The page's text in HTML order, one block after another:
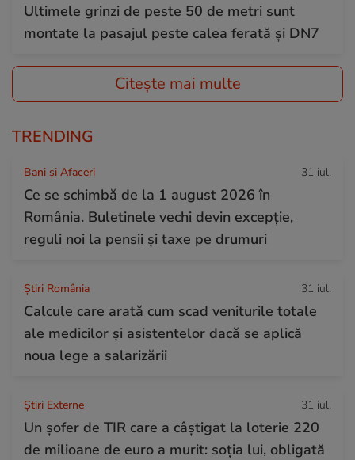
Ultimele grinzi de peste 50 de metri sunt
montate la pasajul peste calea ferată și DN7
Citește mai multe
TRENDING
Bani și Afaceri 31 iul.
Ce se schimbă de la 1 august 2026 în
România. Buletinele vechi devin excepție,
reguli noi la pensii și taxe pe drumuri
Știri România 31 iul.
Calcule care arată cum scad veniturile totale
ale medicilor și asistentelor dacă se aplică
noua lege a salarizării
Știri Externe 31 iul.
Un șofer de TIR care a câștigat la loterie 220
de milioane de euro a murit: soția lui, obligată